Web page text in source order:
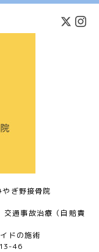
ぎ野接骨院
交通事故治療（自賠責
ドの施術
46